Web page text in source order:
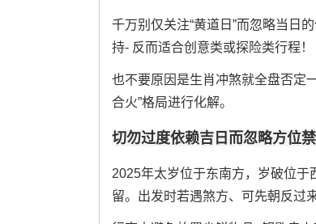
千万别仅关注“黄道日”而忽略当日
持- 反而适合创意类或探险类行程！
也不要原因是生肖冲煞就全盘否定
合火”格局进行化解。
切勿过度依赖吉日而忽略方位
2025年太岁位于东南方，岁破位
留。出发时若遇煞方、可先朝反过